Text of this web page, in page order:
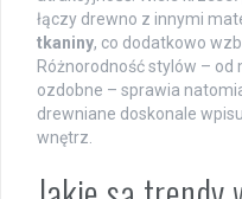
łączy drewno z innymi
tkaniny, co dodatkowo
Różnorodność stylów –
ozdobne – sprawia
drewniane doskonale
wnętrz.